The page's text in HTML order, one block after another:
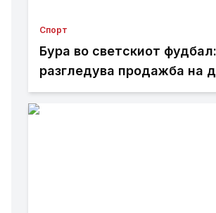
Спорт
Бура во светскиот
разгледува продажба на
Мундијалот?